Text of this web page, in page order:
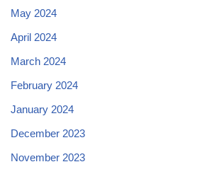
May 2024
April 2024
March 2024
February 2024
January 2024
December 2023
November 2023